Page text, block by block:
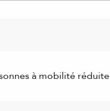
à mobilité réduite